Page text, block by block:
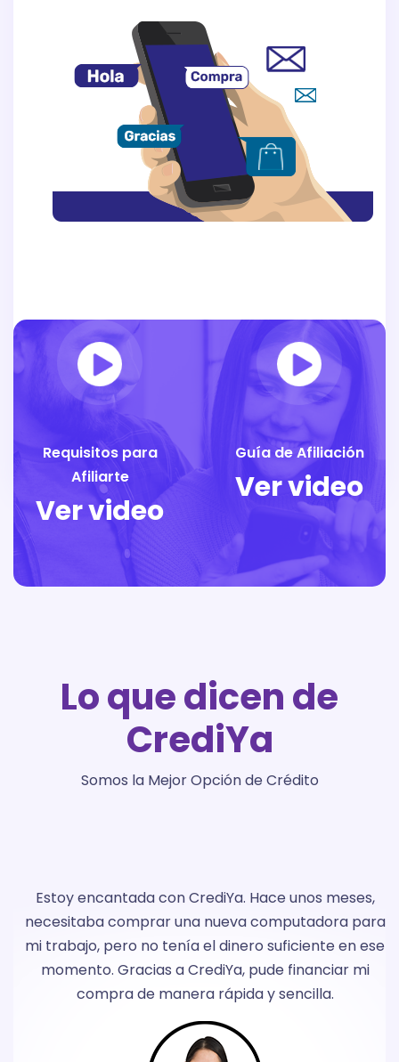
Requisitos para
Afiliarte
Ver video
Guía de Afiliación
Ver video
Lo que dicen de
CrediYa
Somos la Mejor Opción de Crédito
Estoy encantada con CrediYa. Hace unos meses,
necesitaba comprar una nueva computadora para
mi trabajo, pero no tenía el dinero suficiente en ese
momento. Gracias a CrediYa, pude financiar mi
compra de manera rápida y sencilla.